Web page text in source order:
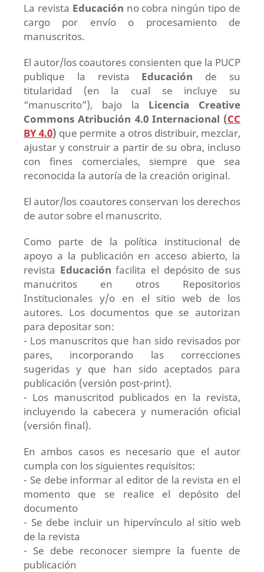
La revista Educación no cobra ningún tipo de
cargo por envío o procesamiento de
manuscritos.
El autor/los coautores consienten que la PUCP
publique la revista Educación de su
titularidad (en la cual se incluye su
“manuscrito”), bajo la Licencia Creative
Commons Atribución 4.0 Internacional (CC
BY 4.0) que permite a otros distribuir, mezclar,
ajustar y construir a partir de su obra, incluso
con fines comerciales, siempre que sea
reconocida la autoría de la creación original.
El autor/los coautores conservan los derechos
de autor sobre el manuscrito.
Como parte de la política institucional de
apoyo a la publicación en acceso abierto, la
revista Educación facilita el depósito de sus
manucritos en otros Repositorios
Institucionales y/o en el sitio web de los
autores. Los documentos que se autorizan
para depositar son:
- Los manuscritos que han sido revisados por
pares, incorporando las correcciones
sugeridas y que han sido aceptados para
publicación (versión post-print).
- Los manuscritod publicados en la revista,
incluyendo la cabecera y numeración oficial
(versión final).
En ambos casos es necesario que el autor
cumpla con los siguientes requisitos:
- Se debe informar al editor de la revista en el
momento que se realice el depósito del
documento
- Se debe incluir un hipervínculo al sitio web
de la revista
- Se debe reconocer siempre la fuente de
publicación